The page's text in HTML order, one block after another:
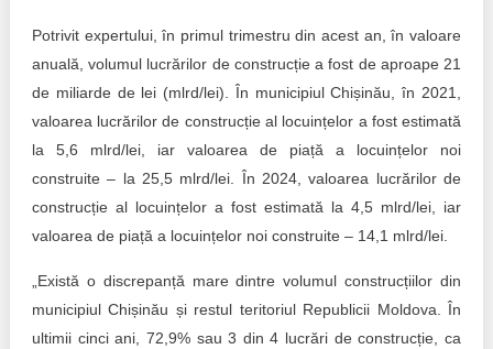
Achiziții publice
Achizițiile publice în vizorul societății civile
Potrivit expertului, în primul trimestru din acest an, în valoare
anuală, volumul lucrărilor de construcție a fost de aproape 21
de miliarde de lei (mlrd/lei). În municipiul Chișinău, în 2021,
valoarea lucrărilor de construcție al locuințelor a fost estimată
la 5,6 mlrd/lei, iar valoarea de piață a locuințelor noi
construite – la 25,5 mlrd/lei. În 2024, valoarea lucrărilor de
construcție al locuințelor a fost estimată la 4,5 mlrd/lei, iar
valoarea de piață a locuințelor noi construite – 14,1 mlrd/lei.
„Există o discrepanță mare dintre volumul construcțiilor din
municipiul Chișinău și restul teritoriul Republicii Moldova. În
ultimii cinci ani, 72,9% sau 3 din 4 lucrări de construcție, ca